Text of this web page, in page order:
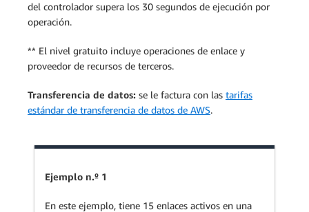
del controlador supera los 30 segundos de ejecución por
operación.
** El nivel gratuito incluye operaciones de enlace y
proveedor de recursos de terceros.
Transferencia de datos: se le factura con las tarifas
estándar de transferencia de datos de AWS.
Ejemplo n.º 1
En este ejemplo, tiene 15 enlaces activos en una